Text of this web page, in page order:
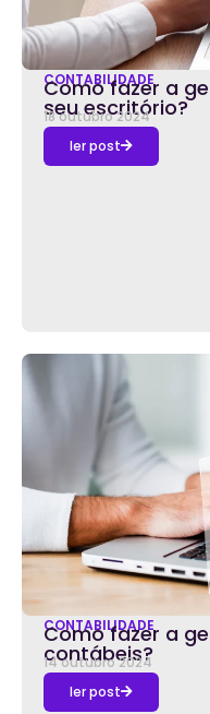
CONTABILIDADE
Como fazer a
seu escritório?
18 outubro 2024
ler post
CONTABILIDADE
Como fazer a
contábeis?
14 outubro 2024
ler post